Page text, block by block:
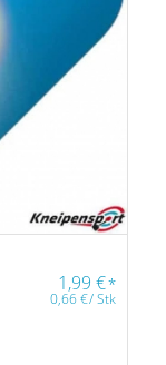
1,99€*
0,66€/Stk